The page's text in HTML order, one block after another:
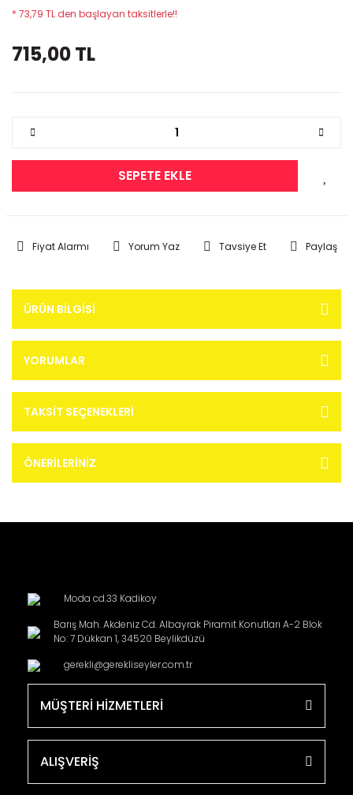
* 73,79 TL den başlayan taksitlerle!!
715,00 TL
SEPETE EKLE
Fiyat Alarmı Yorum Yaz Tavsiye Et Paylaş
ÜRÜN BILGISI
YORUMLAR
TAKSIT SEÇENEKLERI
ÖNERILERINIZ
Moda cd.33 Kadikoy
Barış Mah. Akdeniz Cd. Albayrak Piramit Konutları A-2 Blok
No: 7 Dükkan 1, 34520 Beylikdüzü
gerekli@gerekliseyler.com.tr
MÜŞTERİ HİZMETLERİ
ALIŞVERİŞ